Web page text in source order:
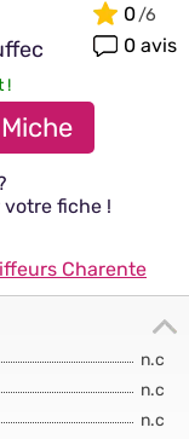
0
0 avis
!
fiche !
Charente
n.c
n.c
n.c